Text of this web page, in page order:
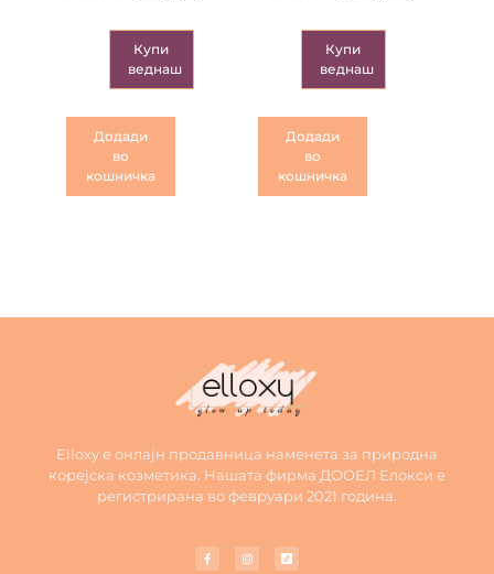
Купи
веднаш
Додади
во
кошничка
Купи
веднаш
Додади
во
кошничка
Elloxy е онлајн продавница наменета за природна
корејска козметика. Нашата фирма ДООЕЛ Елокси е
регистрирана во февруари 2021 година.